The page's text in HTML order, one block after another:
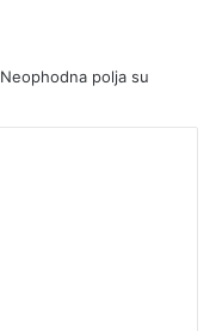
Neophodna polja su